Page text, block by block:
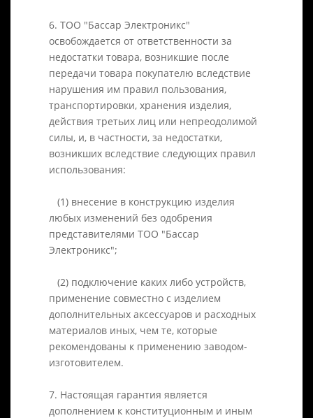
6. ТОО "Бассар Электроникс"
освобождается от ответственности за
недостатки товара, возникшие после
передачи товара покупателю вследствие
нарушения им правил пользования,
транспортировки, хранения изделия,
действия третьих лиц или непреодолимой
силы, и, в частности, за недостатки,
возникших вследствие следующих правил
использования:
(1) внесение в конструкцию изделия
любых изменений без одобрения
представителями ТОО "Бассар
Электроникс";
(2) подключение каких либо устройств,
применение совместно с изделием
дополнительных аксессуаров и расходных
материалов иных, чем те, которые
рекомендованы к применению заводом-
изготовителем.
7. Настоящая гарантия является
дополнением к конституционным и иным